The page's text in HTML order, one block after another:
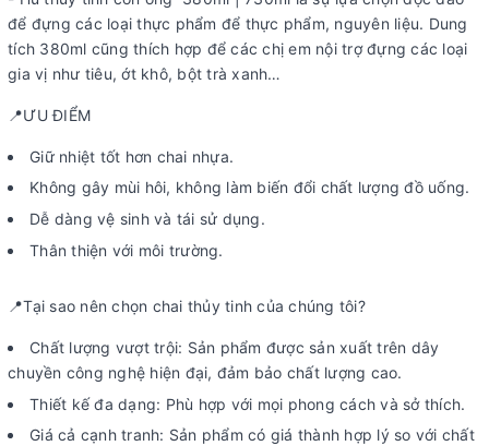
để đựng các loại thực phẩm để thực phẩm, nguyên liệu. Dung
tích 380ml cũng thích hợp để các chị em nội trợ đựng các loại
gia vị như tiêu, ớt khô, bột trà xanh…
📍ƯU ĐIỂM
Giữ nhiệt tốt hơn chai nhựa.
Không gây mùi hôi, không làm biến đổi chất lượng đồ uống.
Dễ dàng vệ sinh và tái sử dụng.
Thân thiện với môi trường.
📍Tại sao nên chọn chai thủy tinh của chúng tôi?
Chất lượng vượt trội: Sản phẩm được sản xuất trên dây
chuyền công nghệ hiện đại, đảm bảo chất lượng cao.
Thiết kế đa dạng: Phù hợp với mọi phong cách và sở thích.
Giá cả cạnh tranh: Sản phẩm có giá thành hợp lý so với chất